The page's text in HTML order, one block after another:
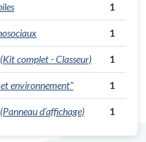
1
1
(Kit complet - Classeur) 1
et environnement" 1
(Panneau d’affichage) 1